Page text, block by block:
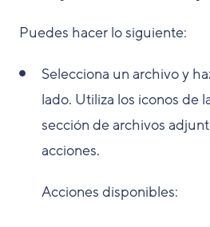
Puedes hacer lo siguiente:
Selecciona un archivo y
lado. Utiliza los iconos de
sección de archivos
acciones.
Acciones disponibles: